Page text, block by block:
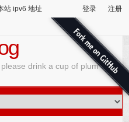
站 ipv6 地址 登录 注册
drink a cup of plum wine